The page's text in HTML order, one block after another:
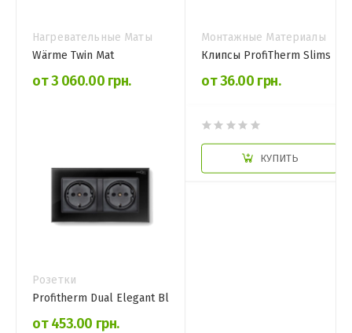
Нагревательные Маты
Wärme Twin Mat
от 3 060.00 грн.
Монтажные Материалы
Клипсы ProfiTherm Slims
от 36.00 грн.
КУПИТЬ
Розетки
Profitherm Dual Elegant Black
от 453.00 грн.